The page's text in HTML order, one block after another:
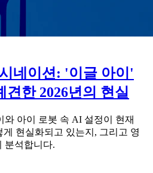
네이션: '이글 아이'
한 2026년의 현실
와 아이 로봇 속 AI 설정이 현재
현실화되고 있는지, 그리고 영
분석합니다.